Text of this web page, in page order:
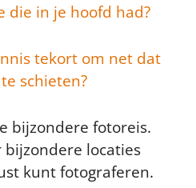
die in je hoofd had?
tekort om net dat
schieten?
bijzondere fotoreis.
locaties
kunt fotograferen.